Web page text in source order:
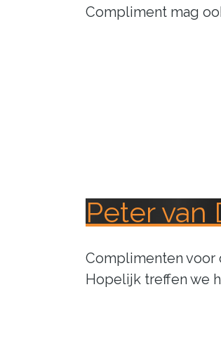
Compliment mag
Peter van
Complimenten voor
Hopelijk treffen we